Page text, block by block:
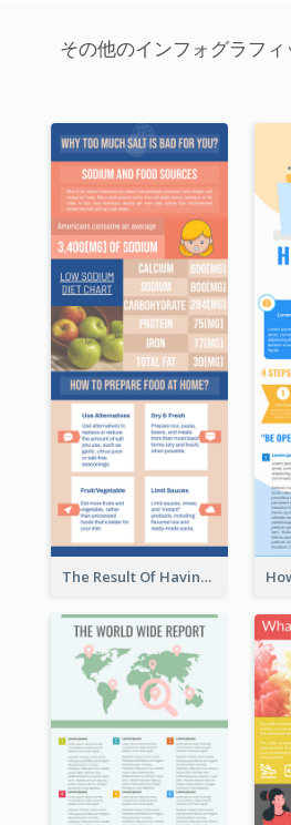
その他のインフォグラフィ
The Result Of Having Excessive Salt Infographic Design